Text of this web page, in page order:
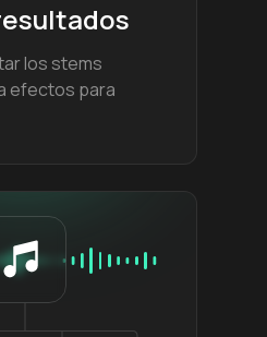
los stems
efectos para